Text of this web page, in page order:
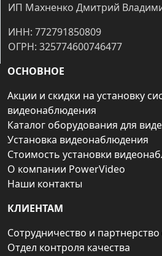
ИП Махненко Дмитрий
ИНН: 772791850809
ОГРН: 325774600746477
ОСНОВНОЕ
Акции и скидки на установку
видеонаблюдения
Каталог оборудования для
Установка видеонаблюдения
Стоимость установки
О компании PowerVideo
Наши контакты
КЛИЕНТАМ
Сотрудничество и
Отдел контроля качества